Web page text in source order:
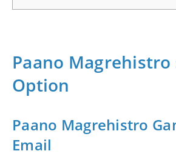
Paano Magrehistro
Option
Paano Magrehistro
Email